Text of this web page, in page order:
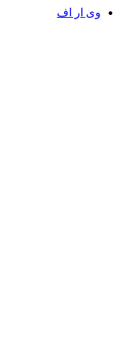
وی ار اف